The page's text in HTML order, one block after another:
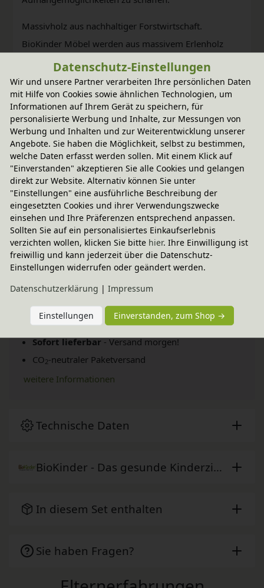
Massivholz aus nachhaltiger Forstwirtschaft.
BioKinder Möbel werden aus massivem Erlenholz
(natur) und Kiefernholz (weiß und bunt lasiert)
gefertigt. Die natürliche Beschaffenheit jedes
Möbelstücks wird durch bioola® nature Öl bzw.
bioola® colour Lasur aus natürlichen Erd- und
Mineralpigmenten und pflanzlichem Carnaubawachs
erhalten und weiter veredelt.
Fairer Paketversand
34,95 € innerhalb ...
Sofort lieferbar- Versand morgen!
CO2-neutraler Paketversand
weitere Informationen
Technische Daten
BioKinder - Das gesunde Kinderzimmer
In diesem Set enthalten
Sie haben Fragen?
Datenschutz-Einstellungen
Wir und unsere Partner verarbeiten Ihre persönlichen Daten
mit Hilfe von Cookies sowie ähnlichen Technologien, um
Informationen auf Ihrem Gerät zu speichern, für
personalisierte Werbung und Inhalte, zur Messungen von
Werbung und Inhalten und zur Weiterentwicklung unserer
Angebote. Sie haben die Möglichkeit, selbst zu bestimmen,
welche Daten erfasst werden sollen. Mit einem Klick auf
"Einverstanden" akzeptieren Sie alle Cookies und gelangen
direkt zur Website. Alternativ können Sie unter
"Einstellungen" eine ausführliche Beschreibung der
eingesetzten Cookies und ihrer Verwendungszwecke
einsehen und Ihre Präferenzen entsprechend anpassen.
Sollten Sie auf ein personalisiertes Einkaufserlebnis
verzichten wollen, klicken Sie bitte hier. Ihre Einwilligung ist
freiwillig und kann jederzeit über die Datenschutz-
Einstellungen widerrufen oder geändert werden.
Daten­schutz­erklärung | Impressum
Einstellungen Einverstanden, zum Shop →